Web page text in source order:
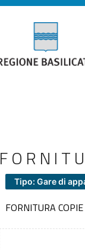
Tipo: Gare di
FORNITURA COPIE